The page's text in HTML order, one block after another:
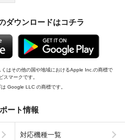
ダウンロードはコチラ
はその他の国や地域におけるApple Inc.の商標で
マークです。
Google LLC の商標です。
ート情報
対応機種一覧